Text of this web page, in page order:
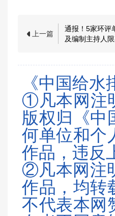
上一篇
通报！5家环评
及编制主持人
《中国给
①凡本网注
版权归《中
何单位和个
作品，违反
②凡本网注
作品，均转
不代表本网